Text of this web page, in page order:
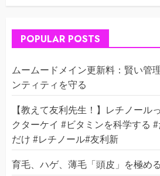
POPULAR POSTS
ムームードメイン更新料：賢い管
ンティティを守る
【教えて友利先生！】レチノール
クターケイ #ビタミンを科学する
だけ #レチノール#友利新
育毛、ハゲ、薄毛「頭皮」を極め